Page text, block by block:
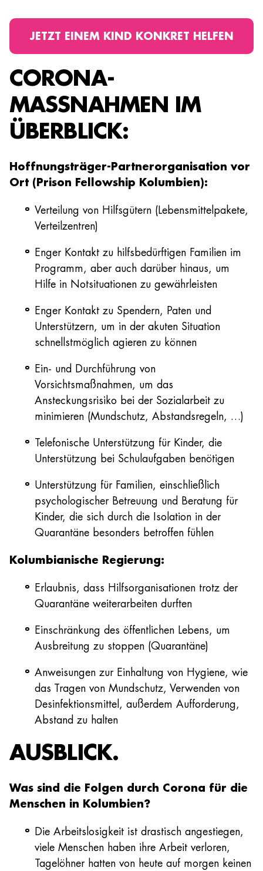
JETZT EINEM KIND KONKRET HELFEN
CORONA-
MASSNAHMEN IM Ü
BERBLICK:
Hoffnungsträger-Partnerorganisation vor
Ort (Prison Fellowship Kolumbien):
Verteilung von Hilfsgütern (Lebensmittelpakete,
Verteilzentren)
Enger Kontakt zu hilfsbedürftigen Familien im
Programm, aber auch darüber hinaus, um
Hilfe in Notsituationen zu gewährleisten
Enger Kontakt zu Spendern, Paten und
Unterstützern, um in der akuten Situation
schnellstmöglich agieren zu können
Ein- und Durchführung von
Vorsichtsmaßnahmen, um das
Ansteckungsrisiko bei der Sozialarbeit zu
minimieren (Mundschutz, Abstandsregeln, …)
Telefonische Unterstützung für Kinder, die
Unterstützung bei Schulaufgaben benötigen
Unterstützung für Familien, einschließlich
psychologischer Betreuung und Beratung für
Kinder, die sich durch die Isolation in der
Quarantäne besonders betroffen fühlen
Kolumbianische Regierung:
Erlaubnis, dass Hilfsorganisationen trotz der
Quarantäne weiterarbeiten durften
Einschränkung des öffentlichen Lebens, um
Ausbreitung zu stoppen (Quarantäne)
Anweisungen zur Einhaltung von Hygiene, wie
das Tragen von Mundschutz, Verwenden von
Desinfektionsmittel, außerdem Aufforderung,
Abstand zu halten
AUSBLICK.
Was sind die Folgen durch Corona für die
Menschen in Kolumbien?
Die Arbeitslosigkeit ist drastisch angestiegen,
viele Menschen haben ihre Arbeit verloren,
Tagelöhner hatten von heute auf morgen keinen